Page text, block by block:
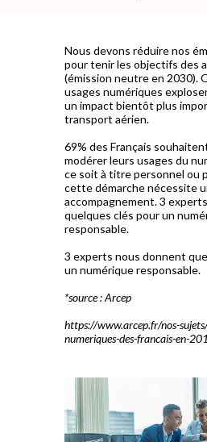
Nous devons réduire nos
pour tenir les objectifs des
(émission neutre en 2030).
usages numériques
un impact bientôt plus
transport aérien.
69% des Français
modérer leurs usages du
ce soit à titre personnel ou
cette démarche nécessite
accompagnement. 3
quelques clés pour un
responsable.
3 experts nous donnent
un numérique responsable.
*source : Arcep
https://www.arcep.fr/nos-
numeriques-des-francais-en-